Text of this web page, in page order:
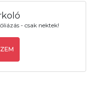
- csak nektek!